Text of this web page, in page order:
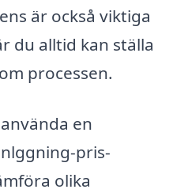
är också viktiga
du alltid kan ställa
processen.
en
pris-
olika